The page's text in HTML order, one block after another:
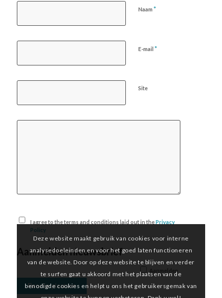
Naam *
E-mail *
Site
I agree to the terms and conditions laid out in thePrivacy
Policy
Aanmelden nieuwsbrief
Deze website maakt gebruik van cookies voor interne
analysedoeleinden en voor het goed laten functioneren
van de website. Door op deze website te blijven en verder
te surfen gaat u akkoord met het plaatsen van de
benodigde cookies en helpt u ons het gebruikersgemak van